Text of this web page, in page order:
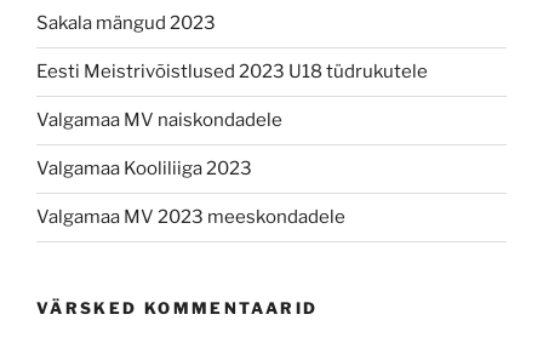
Sakala mängud 2023
Eesti Meistrivõistlused 2023 U18 tüdrukutele
Valgamaa MV naiskondadele
Valgamaa Kooliliiga 2023
Valgamaa MV 2023 meeskondadele
VÄRSKED KOMMENTAARID